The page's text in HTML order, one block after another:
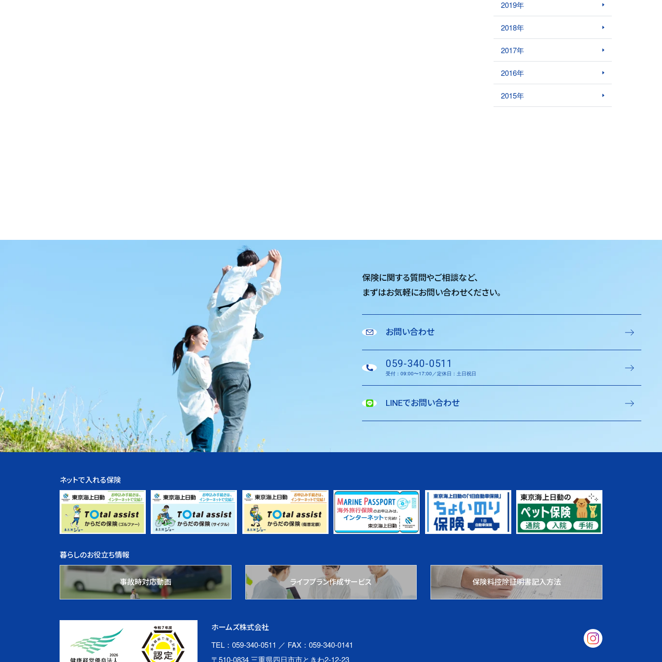
2019年
2018年
2017年
2016年
2015年
保険に関する質問やご相談など、
まずはお気軽にお問い合わせください。
お問い合わせ
059-340-0511
受付：09:00〜17:00／定休日：土日祝日
LINEでお問い合わせ
ネットで入れる保険
暮らしのお役立ち情報
事故時対応動画 ライフプラン作成サービス 保険料控除証明書記入方法
ホームズ株式会社
TEL：059-340-0511 ／ FAX：059-340-0141
〒510-0834 三重県四日市市ときわ2-12-23